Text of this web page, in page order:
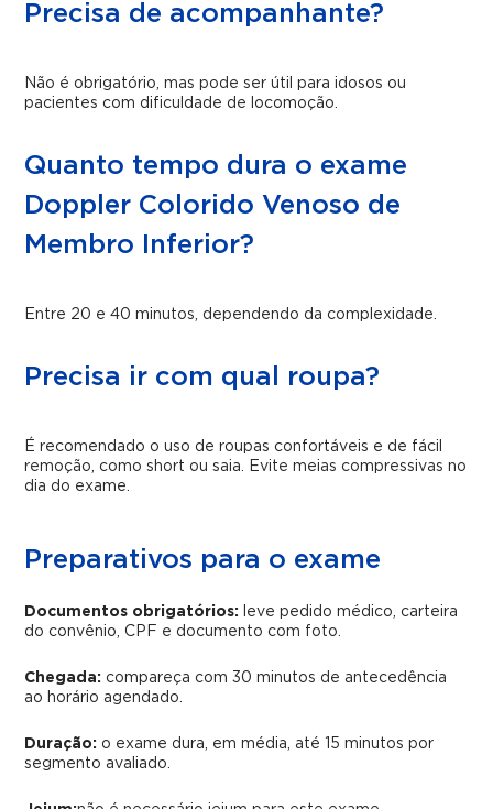
Precisa de acompanhante?
Não é obrigatório, mas pode ser útil para idosos ou
pacientes com dificuldade de locomoção.
Quanto tempo dura o exame
Doppler Colorido Venoso de
Membro Inferior?
Entre 20 e 40 minutos, dependendo da complexidade.
Precisa ir com qual roupa?
É recomendado o uso de roupas confortáveis e de fácil
remoção, como short ou saia. Evite meias compressivas no
dia do exame.
Preparativos para o exame
Documentos obrigatórios:
leve pedido médico, carteira
do convênio, CPF e documento com foto.
Chegada: compareça com 30 minutos de antecedência
ao horário agendado.
Duração: o exame dura, em média, até 15 minutos por
segmento avaliado.